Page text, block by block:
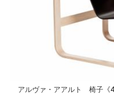
アルヴァ・アアルト 椅子《